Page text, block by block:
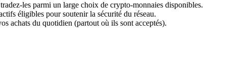
les parmi un large choix de crypto-monnaies disponibles.
éligibles pour soutenir la sécurité du réseau.
achats du quotidien (partout où ils sont acceptés).